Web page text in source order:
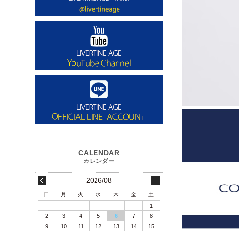
2026/08
日 月 火 水 木 金
土
1
2
3 4 5 6 7
8
9
10 11 12 13 14
15